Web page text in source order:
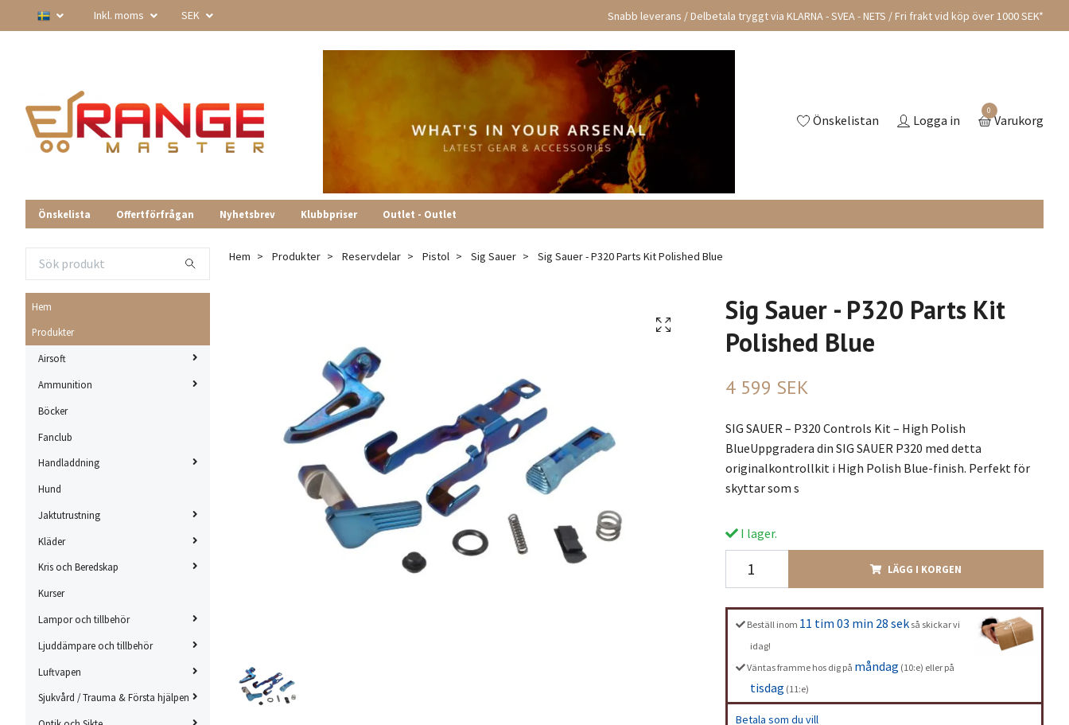
Inkl. moms SEK Snabb leverans / Delbetala tryggt via KLARNA - SVEA - NETS / Fri frakt vid köp över 1000 SEK*
Önskelistan Logga in
0
Varukorg
Önskelista Offertförfrågan Nyhetsbrev Klubbpriser Outlet - Outlet
Hem
Produkter
Airsoft
Ammunition
Böcker
Fanclub
Handladdning
Hund
Jaktutrustning
Kläder
Kris och Beredskap
Kurser
Lampor och tillbehör
Ljuddämpare och tillbehör
Luftvapen
Sjukvård / Trauma & Första hjälpen
Hem Produkter Reservdelar Pistol Sig Sauer Sig Sauer - P320 Parts Kit Polished Blue
Sig Sauer - P320 Parts Kit
Polished Blue
4 599 SEK
SIG SAUER – P320 Controls Kit – High Polish
BlueUppgradera din SIG SAUER P320 med detta
originalkontrollkit i High Polish Blue-finish. Perfekt för
skyttar som s
I lager.
LÄGG I KORGEN
Beställ inom 11 tim 03 min 27 sekså skickar vi
idag!
Väntas framme hos dig på måndag (10:e) eller på
tisdag (11:e)
Betala som du vill